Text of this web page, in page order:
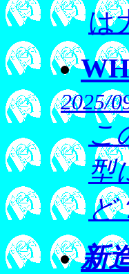
は
2025/
こ
型
ど
新